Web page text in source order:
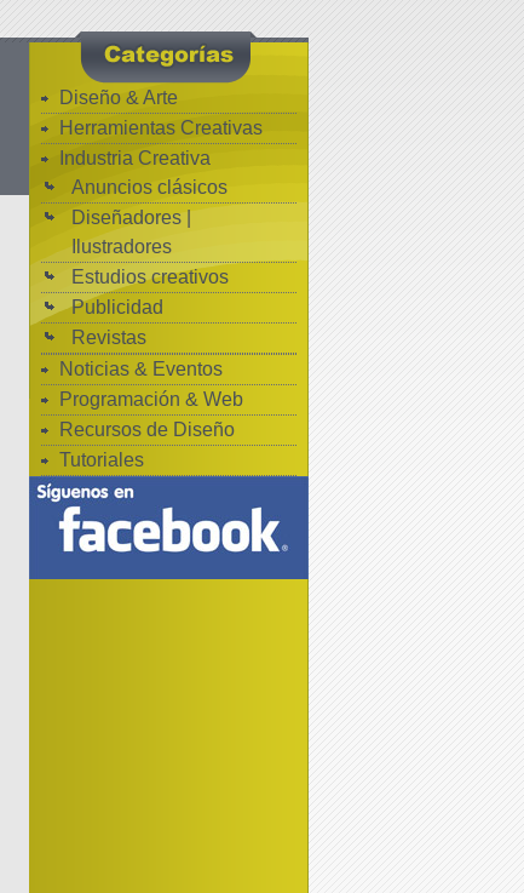
Diseño & Arte
Herramientas Creativas
Industria Creativa
Anuncios clásicos
Diseñadores |
Ilustradores
Estudios creativos
Publicidad
Revistas
Noticias & Eventos
Programación & Web
Recursos de Diseño
Tutoriales